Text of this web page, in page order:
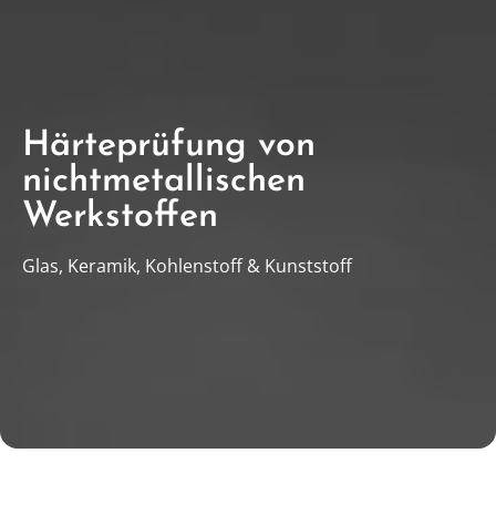
Härteprüfung von
nichtmetallischen
Werkstoffen
Glas, Keramik, Kohlenstoff & Kunststoff